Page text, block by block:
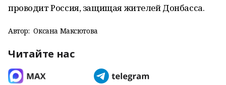
проводит Россия, защищая жителей Донбасса.
Автор: Оксана Максютова
Читайте нас